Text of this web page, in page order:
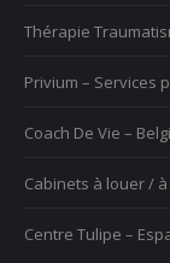
Thérapie
Privium – Services
Coach De Vie –
Cabinets à louer /
Centre Tulipe –